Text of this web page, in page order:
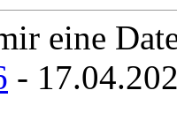
eine
-